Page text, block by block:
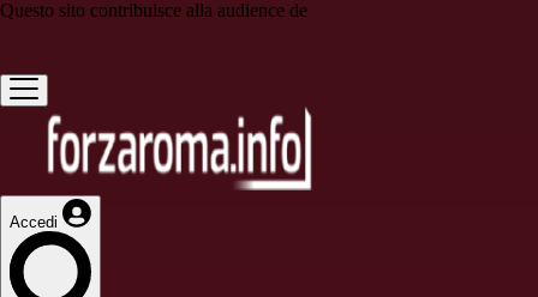
Questo sito contribuisce alla audience de
Accedi